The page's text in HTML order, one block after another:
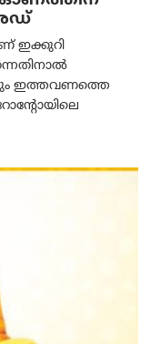
ഇക്കുറി
ഇത്തവണത്തെ